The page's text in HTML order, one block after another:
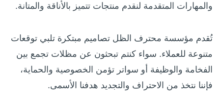
والمهارات المتقدمة لنقدم منتجات تتميز بالأناقة والمتانة.
تُقدم مؤسسة محترف الظل تصاميم مبتكرة تلبي توقعات
متنوعة للعملاء. سواء كنتم تبحثون عن مظلات تجمع بين
الفخامة والوظيفة أو سواتر تؤمن الخصوصية والحماية،
فإننا نتخذ من الاحتراف والتجديد هدفنا الأسمى.